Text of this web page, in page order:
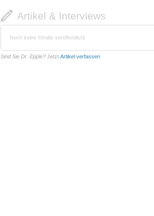
Artikel & Interviews
Noch keine Inhalte veröffentlicht
Sind Sie Dr. Epple? Jetzt Artikel verfassen